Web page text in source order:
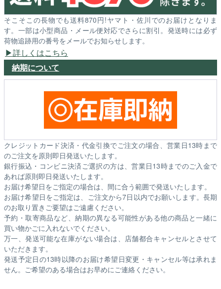
そこそこの長物でも送料870円!ヤマト・佐川でのお届けとなりま
す。一部は小型商品・メール便対応でさらに割引。発送時には必ず
荷物追跡用の番号をメールでお知らせします。
詳しくはこちら
納期について
クレジットカード決済・代金引換でご注文の場合、営業日13時まで
のご注文を原則即日発送いたします。
銀行振込・コンビニ決済ご選択の方は、営業日13時までのご入金で
あれば原則即日発送いたします。
お届け希望日をご指定の場合は、間に合う範囲で発送いたします。
お届け希望日をご指定は、ご注文から7日以内でお願いします。長期
のお取り置きご要望はご遠慮ください。
予約・取寄商品など、納期の異なる可能性がある他の商品と一緒に
買い物かごに入れないでください。
万一、発送可能な在庫がない場合は、店舗都合キャンセルとさせて
いただきます。
発送予定日の13時以降のお届け希望日変更・キャンセル等は承れま
せん。ご希望のある場合はお早めにご連絡ください。